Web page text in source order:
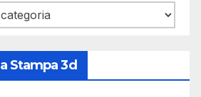
Stampa 3d